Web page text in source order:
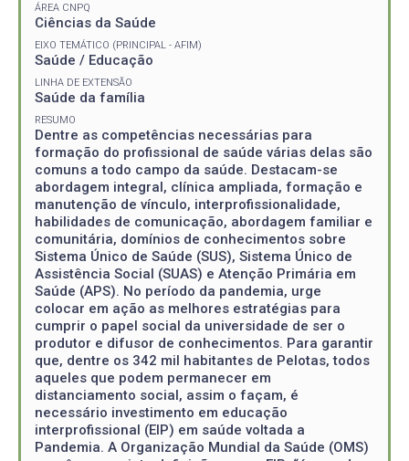
ÁREA CNPQ
Ciências da Saúde
EIXO TEMÁTICO (PRINCIPAL - AFIM)
Saúde / Educação
LINHA DE EXTENSÃO
Saúde da família
RESUMO
Dentre as competências necessárias para
formação do profissional de saúde várias delas são
comuns a todo campo da saúde. Destacam-se
abordagem integral, clínica ampliada, formação e
manutenção de vínculo, interprofissionalidade,
habilidades de comunicação, abordagem familiar e
comunitária, domínios de conhecimentos sobre
Sistema Único de Saúde (SUS), Sistema Único de
Assistência Social (SUAS) e Atenção Primária em
Saúde (APS). No período da pandemia, urge
colocar em ação as melhores estratégias para
cumprir o papel social da universidade de ser o
produtor e difusor de conhecimentos. Para garantir
que, dentre os 342 mil habitantes de Pelotas, todos
aqueles que podem permanecer em
distanciamento social, assim o façam, é
necessário investimento em educação
interprofissional (EIP) em saúde voltada a
Pandemia. A Organização Mundial da Saúde (OMS)